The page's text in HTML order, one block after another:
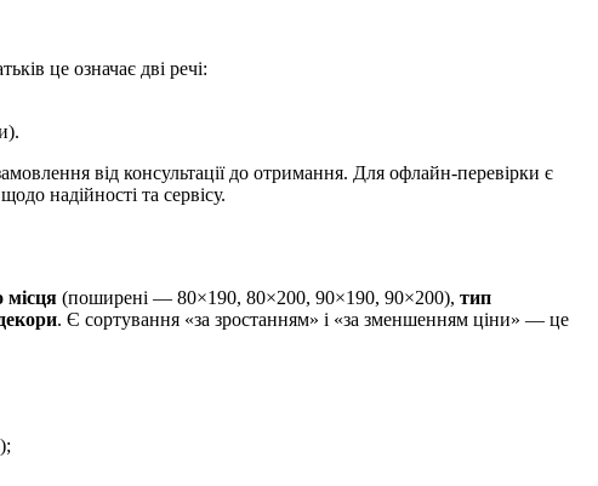
це означає дві речі:
від консультації до отримання. Для офлайн-перевірки є
надійності та сервісу.
місця (поширені — 80×190, 80×200, 90×190, 90×200), тип
. Є сортування «за зростанням» і «за зменшенням ціни» — це